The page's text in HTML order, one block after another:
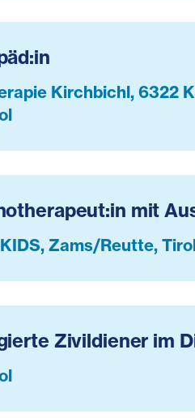
Kirchbichl, 6322
mit
Zams/Reutte,
Zivildiener im